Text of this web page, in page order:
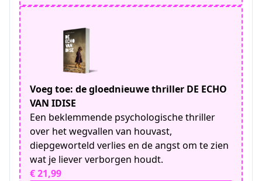
Voeg toe: de gloednieuwe thriller DE ECHO
VAN IDISE
Een beklemmende psychologische thriller
over het wegvallen van houvast,
diepgeworteld verlies en de angst om te zien
wat je liever verborgen houdt.
€ 21,99